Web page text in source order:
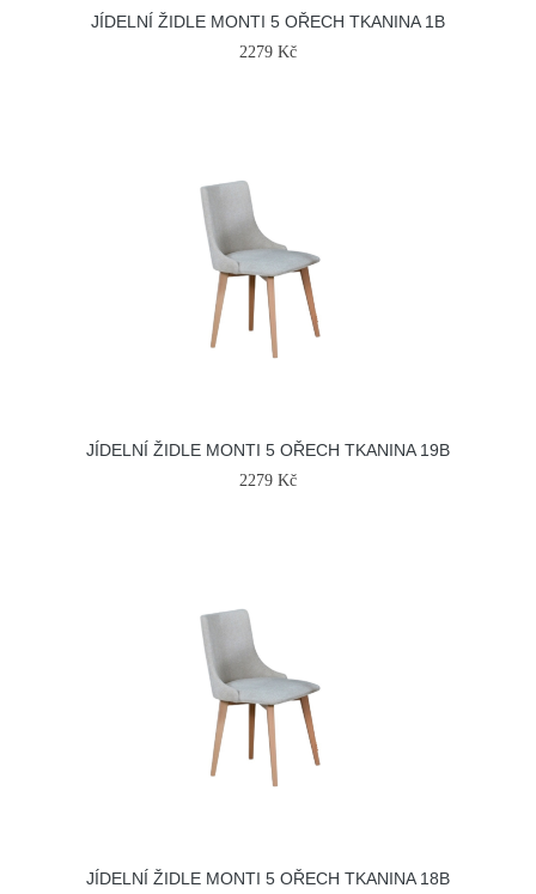
JÍDELNÍ ŽIDLE MONTI 5 OŘECH TKANINA 1B
2279 Kč
JÍDELNÍ ŽIDLE MONTI 5 OŘECH TKANINA 19B
2279 Kč
JÍDELNÍ ŽIDLE MONTI 5 OŘECH TKANINA 18B